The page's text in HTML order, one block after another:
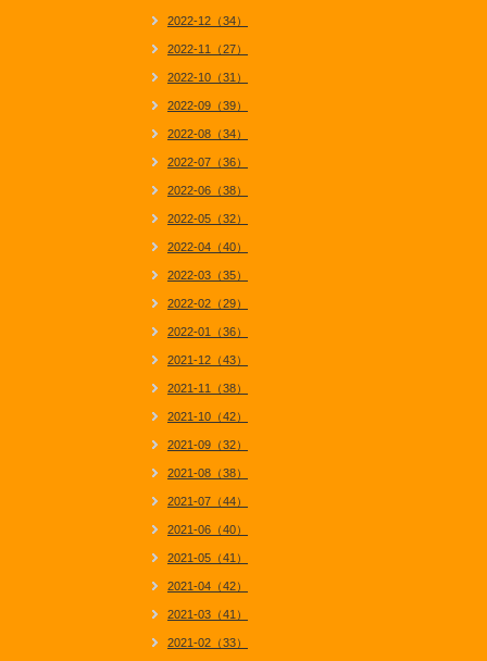
2022-12（34）
2022-11（27）
2022-10（31）
2022-09（39）
2022-08（34）
2022-07（36）
2022-06（38）
2022-05（32）
2022-04（40）
2022-03（35）
2022-02（29）
2022-01（36）
2021-12（43）
2021-11（38）
2021-10（42）
2021-09（32）
2021-08（38）
2021-07（44）
2021-06（40）
2021-05（41）
2021-04（42）
2021-03（41）
2021-02（33）